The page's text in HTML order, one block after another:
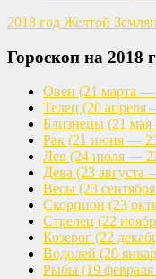
2018 год Желтой
Гороскоп на 2018
Овен (21 марта —
Телец (20 апреля
Близнецы (21
Рак (21 июня —
Лев (24 июля —
Дева (23 августа
Весы (23
Скорпион (23
Стрелец (22
Козерог (22
Водолей (20
Рыбы (19